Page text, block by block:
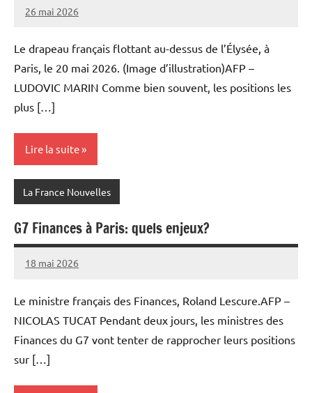
26 mai 2026
Admins
Le drapeau français flottant au-dessus de l’Élysée, à
Paris, le 20 mai 2026. (Image d’illustration)AFP –
LUDOVIC MARIN Comme bien souvent, les positions les
plus […]
Lire la suite
La France Nouvelles
G7 Finances à Paris: quels enjeux?
18 mai 2026
Admins
Le ministre français des Finances, Roland Lescure.AFP –
NICOLAS TUCAT Pendant deux jours, les ministres des
Finances du G7 vont tenter de rapprocher leurs positions
sur […]